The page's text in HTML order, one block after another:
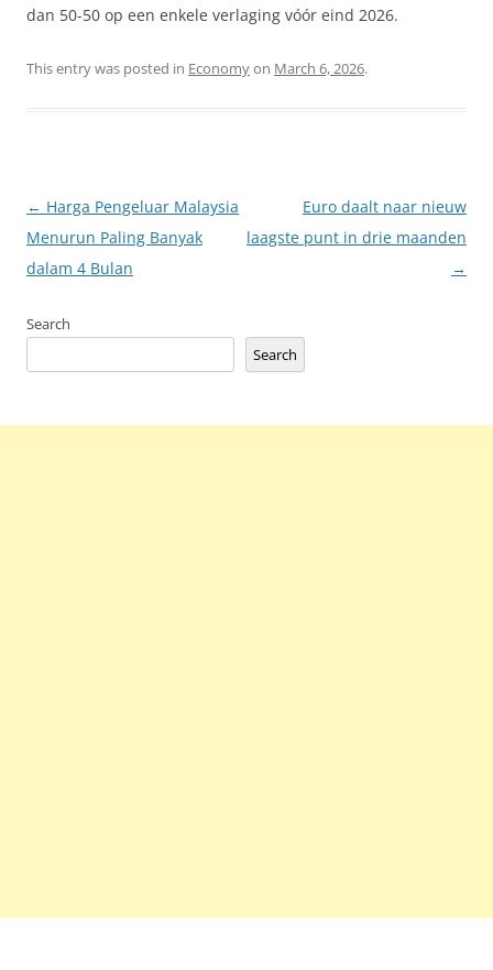
dan 50-50 op een enkele verlaging vóór eind 2026.
This entry was posted in Economyon March 6, 2026.
Post
navigation
← Harga Pengeluar Malaysia
Menurun Paling Banyak
dalam 4 Bulan
Euro daalt naar nieuw
laagste punt in drie maanden
→
Search
Search